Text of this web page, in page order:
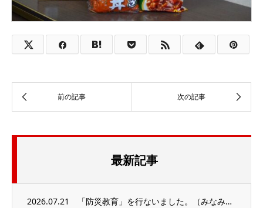
最新記事
2026.07.21 「防災教育」を行ないました。（みなみうおぬま）